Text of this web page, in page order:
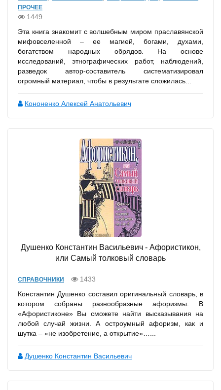
ПРОЧЕЕ
1449
Эта книга знакомит с волшебным миром праславянской
мифовселенной – ее магией, богами, духами,
богатством народных обрядов. На основе
исследований, этнографических работ, наблюдений,
разведок автор-составитель систематизировал
огромный материал, чтобы в результате сложилась...
Кононенко Алексей Анатольевич
Душенко Константин Васильевич - Афористикон,
или Самый толковый словарь
СПРАВОЧНИКИ
1433
Константин Душенко составил оригинальный словарь, в
котором собраны разнообразные афоризмы. В
«Афористиконе» Вы сможете найти высказывания на
любой случай жизни. А остроумный афоризм, как и
шутка – «не изобретение, а открытие»…...
Душенко Константин Васильевич